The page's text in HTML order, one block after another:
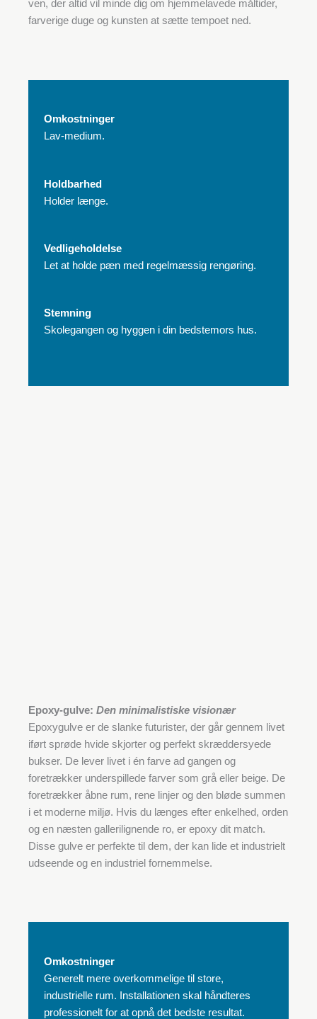
ven, der altid vil minde dig om hjemmelavede måltider,
farverige duge og kunsten at sætte tempoet ned.
Omkostninger
Lav-medium.
Holdbarhed
Holder længe.
Vedligeholdelse
Let at holde pæn med regelmæssig rengøring.
Stemning
Skolegangen og hyggen i din bedstemors hus.
Epoxy-gulve: Den minimalistiske visionær
Epoxygulve er de slanke futurister, der går gennem livet
iført sprøde hvide skjorter og perfekt skræddersyede
bukser. De lever livet i én farve ad gangen og
foretrækker underspillede farver som grå eller beige. De
foretrækker åbne rum, rene linjer og den bløde summen
i et moderne miljø. Hvis du længes efter enkelhed, orden
og en næsten gallerilignende ro, er epoxy dit match.
Disse gulve er perfekte til dem, der kan lide et industrielt
udseende og en industriel fornemmelse.
Omkostninger
Generelt mere overkommelige til store,
industrielle rum. Installationen skal håndteres
professionelt for at opnå det bedste resultat.